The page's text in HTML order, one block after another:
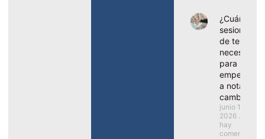
¿Cuántas
sesiones
de terapia
necesito
para
empezar
a notar
cambios?
junio 1,
2026
hay
comentarios